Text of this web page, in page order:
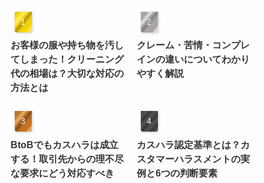
お客様の服や持ち物を汚し
てしまった！クリーニング
代の相場は？大切な対応の
方法とは
クレーム・苦情・コンプレ
インの違いについてわかり
やすく解説
BtoBでもカスハラは成立
する！取引先からの理不尽
な要求にどう対応すべき
カスハラ認定基準とは？カ
スタマーハラスメントの実
例と6つの判断要素